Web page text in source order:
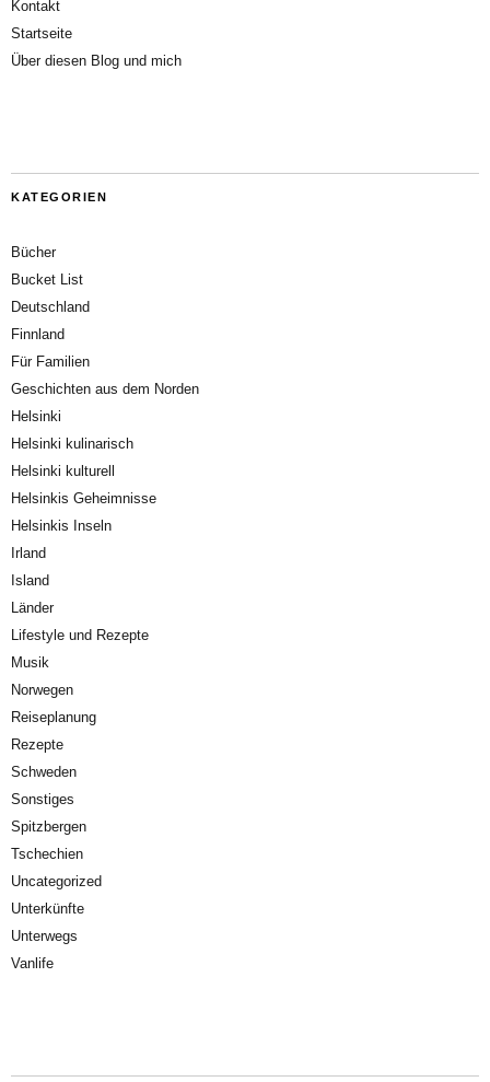
Kontakt
Startseite
Über diesen Blog und mich
KATEGORIEN
Bücher
Bucket List
Deutschland
Finnland
Für Familien
Geschichten aus dem Norden
Helsinki
Helsinki kulinarisch
Helsinki kulturell
Helsinkis Geheimnisse
Helsinkis Inseln
Irland
Island
Länder
Lifestyle und Rezepte
Musik
Norwegen
Reiseplanung
Rezepte
Schweden
Sonstiges
Spitzbergen
Tschechien
Uncategorized
Unterkünfte
Unterwegs
Vanlife